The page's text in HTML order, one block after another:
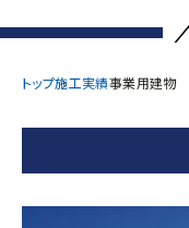
トップ施工実績事業用建物